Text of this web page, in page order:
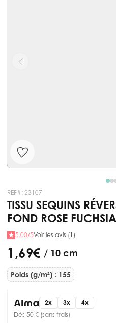
REF#: 23107
TISSU SEQUINS
FOND ROSE
5.00/5Voir les avis (1)
1,69 € / 10 cm
Poids (g/m²) : 155
2x 3x
4x
Dès 50 € (sans frais)